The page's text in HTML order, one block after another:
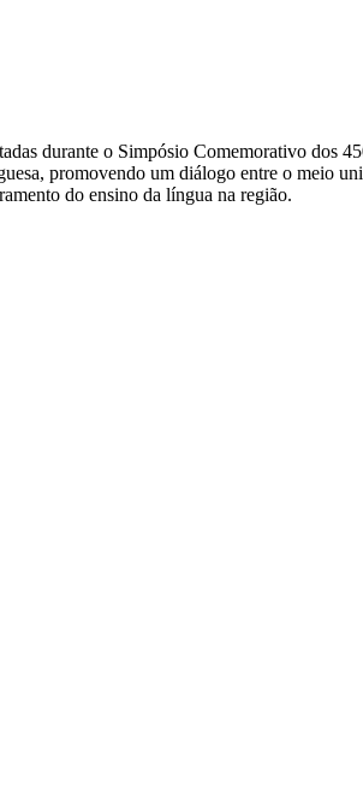
durante o Simpósio Comemorativo
promovendo um diálogo entre o meio
do ensino da língua na região.